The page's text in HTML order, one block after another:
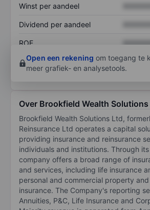
Winst per aandeel
Dividend per aandeel
ROE
Open een rekening om toegang te
meer grafiek- en analysetools.
Over Brookfield Wealth
Brookfield Wealth Solutions Ltd,
Reinsurance Ltd operates a capital
providing insurance and reinsurance
individuals and institutions. Through
company offers a broad range of
and services, including life insurance
personal and commercial property
insurance. The Company's reporting
Annuities, P&C, Life Insurance and